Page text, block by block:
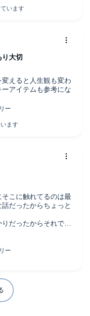
えると人生観も変わ
アイテムも参考にな
大切
そこに触れてるのは最
だったからちょっと
だったからそれで運
？